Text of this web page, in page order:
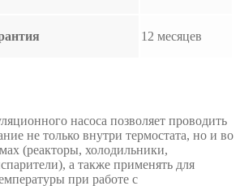
12 месяцев
насоса позволяет проводить
не только внутри термостата, но и во
(реакторы, холодильники,
а также применять для
при работе с